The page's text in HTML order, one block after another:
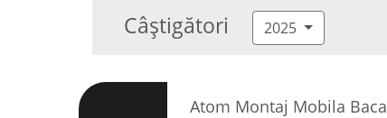
Câștigători 2025
Atom Montaj Mobila